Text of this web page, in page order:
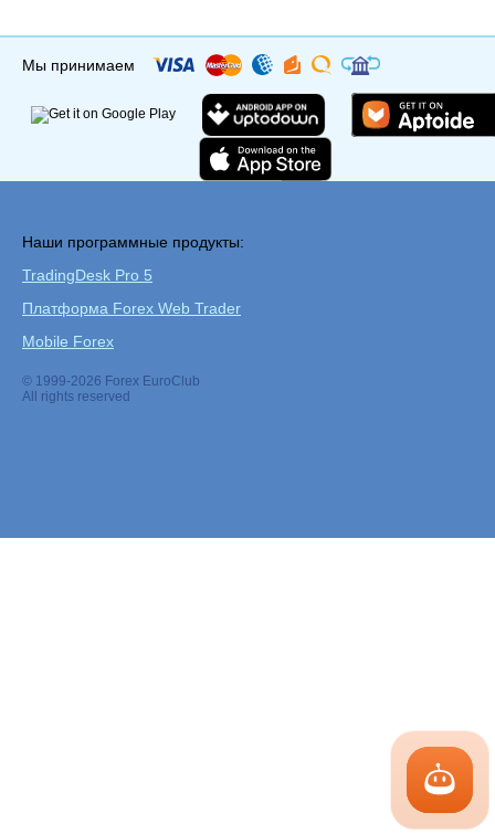
Мы принимаем
Наши программные продукты:
TradingDesk Pro 5
Платформа Forex Web Trader
Mobile Forex
© 1999-2026 Forex EuroClub
All rights reserved